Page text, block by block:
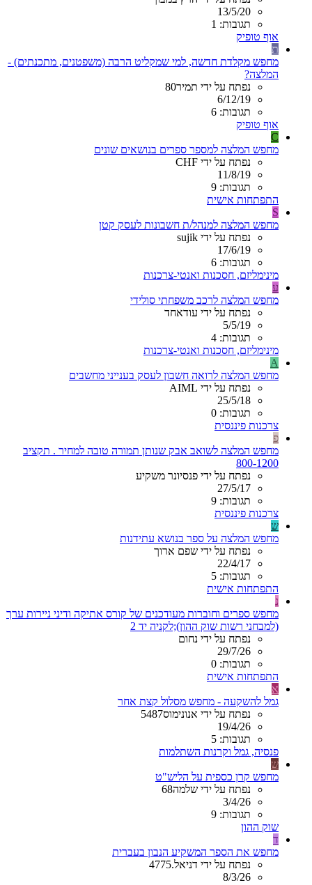
13/5/20
תגובות: 1
אוף טופיק
ת
מחפש מקלדת חדשה, למי שמקליט הרבה (משפטנים, מתכנתים) -
המלצה?
נפתח על ידי תמיר80
6/12/19
תגובות: 6
אוף טופיק
C
מחפש המלצה למספר ספרים בנושאים שונים
נפתח על ידי CHF
11/8/19
תגובות: 9
התפתחות אישית
S
מחפש המלצה למנהל/ת חשבונות לעסק קטן
נפתח על ידי sujik
17/6/19
תגובות: 6
מינימליזם, חסכנות ואנטי-צרכנות
ע
מחפש המלצה לרכב משפחתי סולידי
נפתח על ידי עודאחד
5/5/19
תגובות: 4
מינימליזם, חסכנות ואנטי-צרכנות
A
מחפש המלצה לרואה חשבון לעסק בענייני מחשבים
נפתח על ידי AIML
25/5/18
תגובות: 0
צרכנות פיננסית
פ
מחפש המלצה לשואב אבק שנותן תמורה טובה למחיר . תקציב
800-1200
נפתח על ידי פנסיונר משקיע
27/5/17
תגובות: 9
צרכנות פיננסית
ש
מחפש המלצה על ספר בנושא עתידנות
נפתח על ידי שפם ארוך
22/4/17
תגובות: 5
התפתחות אישית
נ
מחפש ספרים וחוברות מעודכנים של קורס אתיקה ודיני ניירות ערך
(למבחני רשות שוק ההון);לקניה יד 2
נפתח על ידי נחום
29/7/26
תגובות: 0
התפתחות אישית
א
גמל להשקעה - מחפש מסלול קצת אחר
נפתח על ידי אנונימוס5487
19/4/26
תגובות: 5
פנסיה, גמל וקרנות השתלמות
ש
מחפש קרן כספית על הליש"ט
נפתח על ידי שלמה68
3/4/26
תגובות: 9
שוק ההון
ד
מחפש את הספר המשקיע הנבון בעברית
נפתח על ידי דניאל.4775
8/3/26